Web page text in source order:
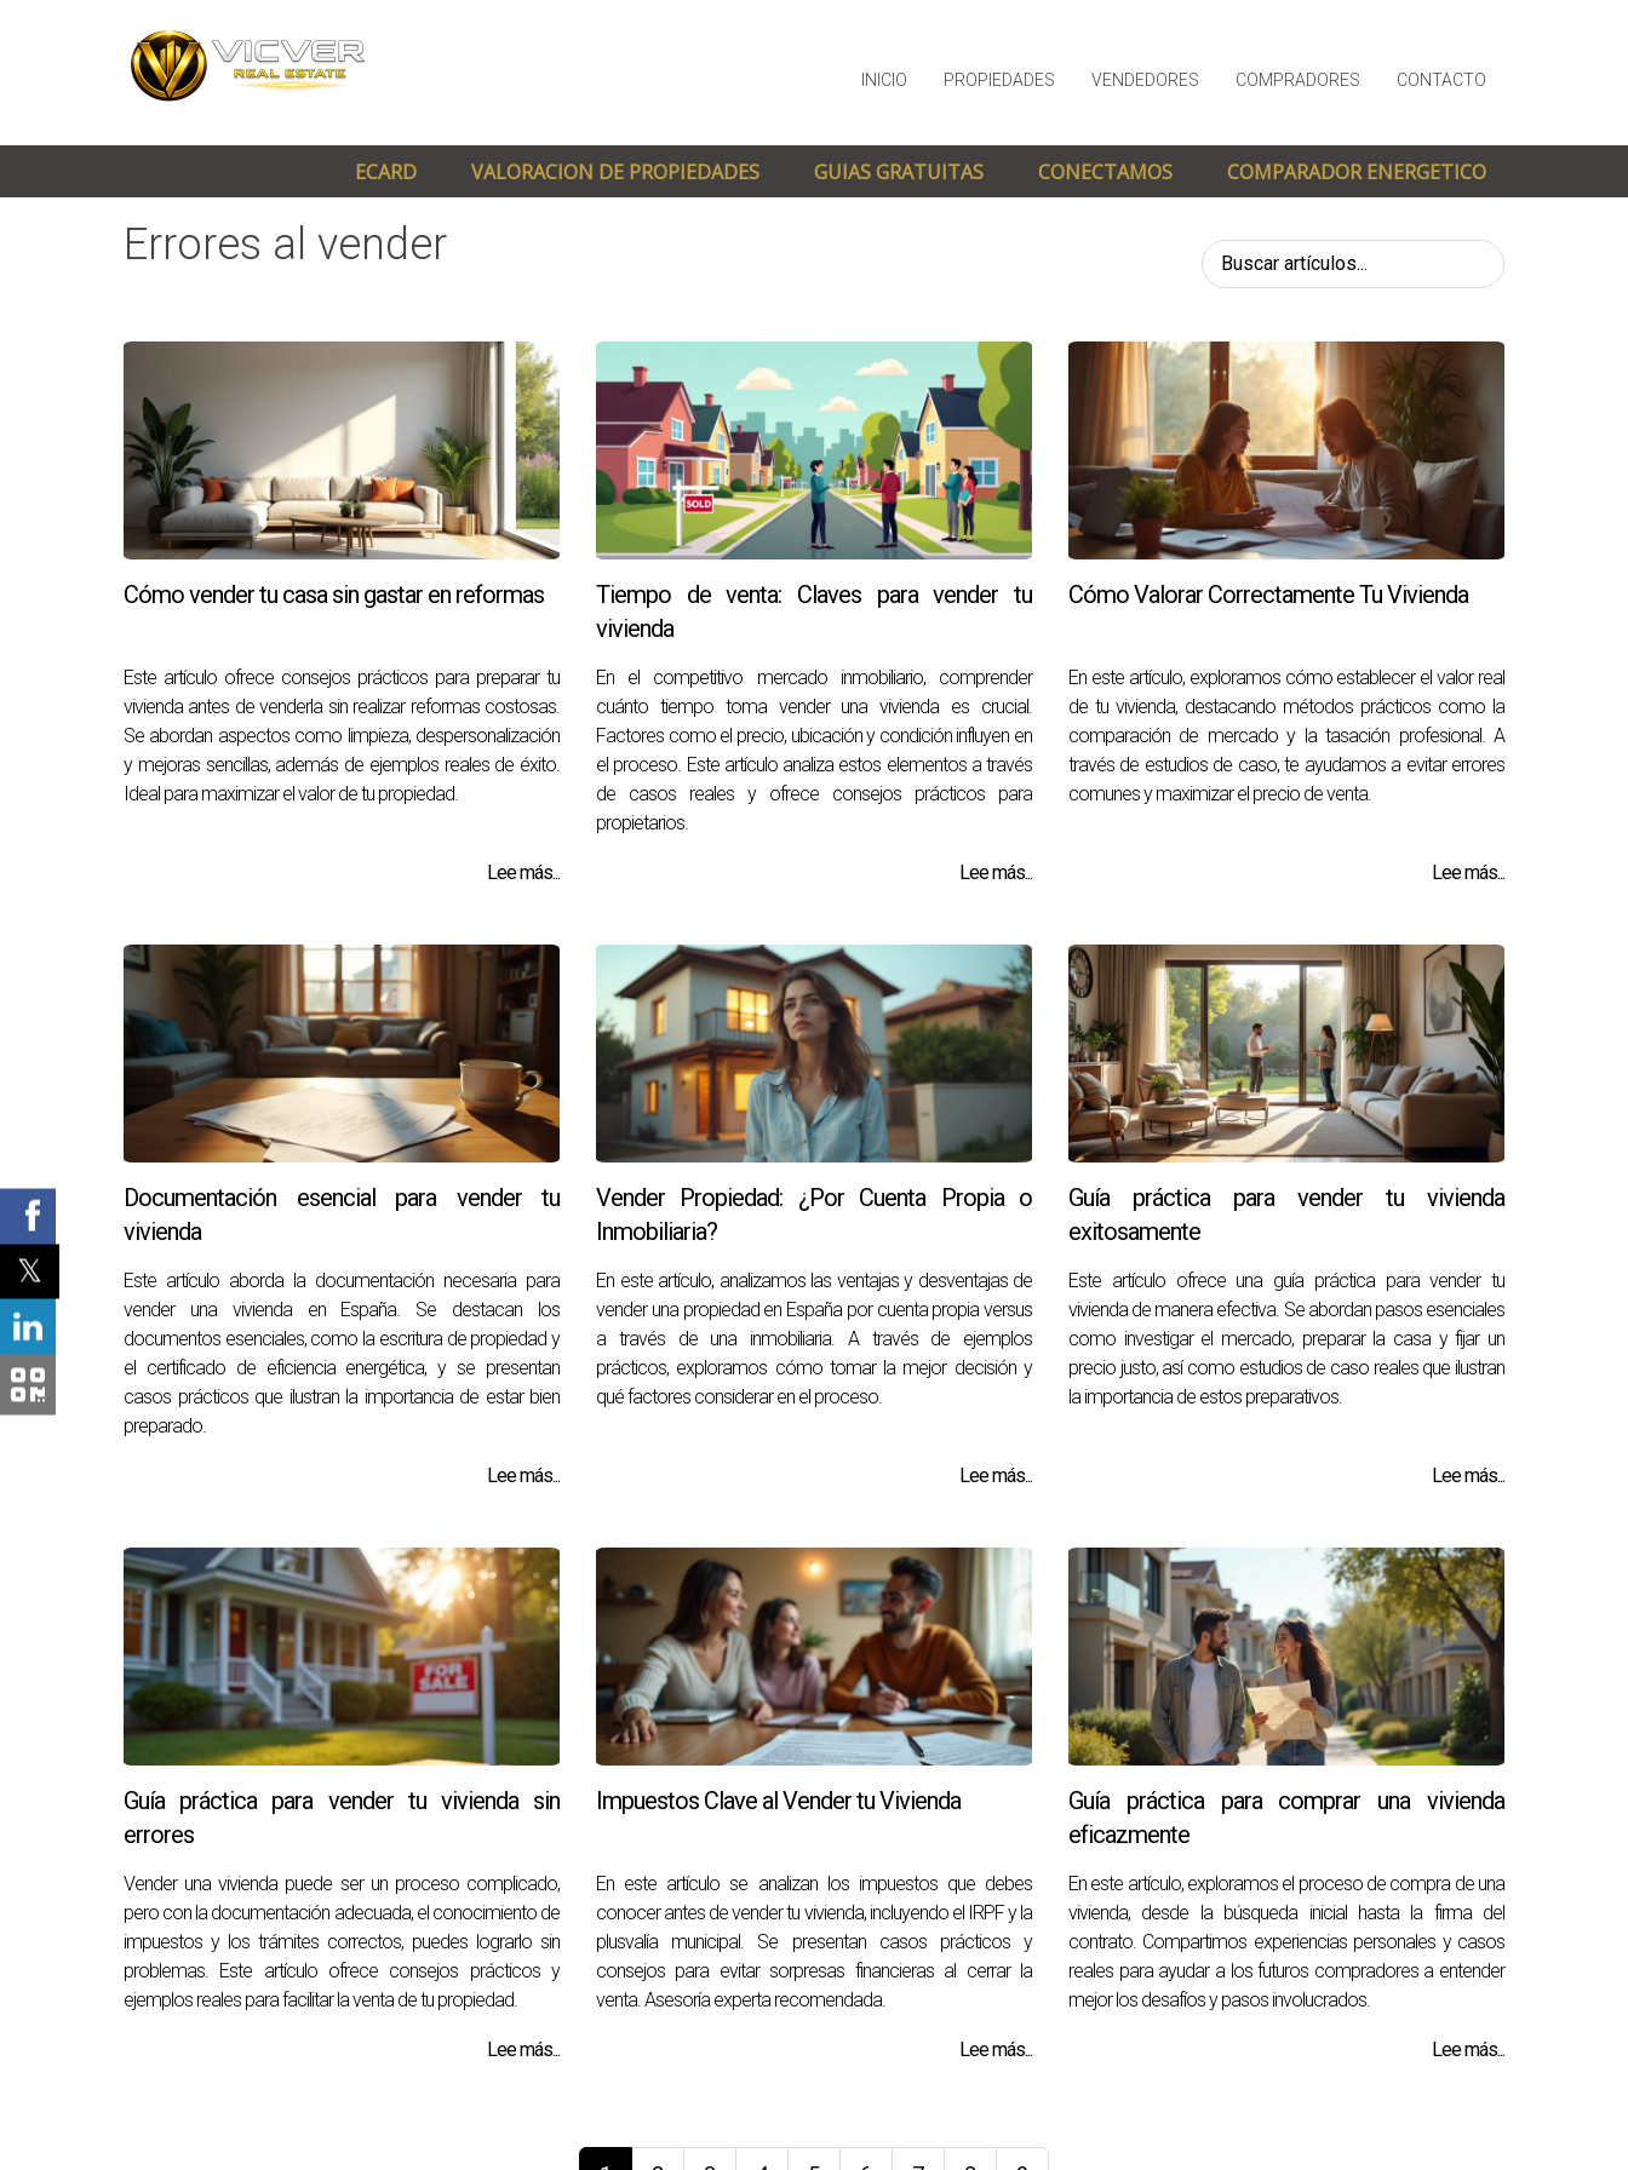
INICIO PROPIEDADES VENDEDORES COMPRADORES CONTACTO
ECARD VALORACION DE PROPIEDADES GUIAS GRATUITAS CONECTAMOS COMPARADOR ENERGETICO
Errores al vender
Cómo vender tu casa sin gastar en reformas
Este artículo ofrece consejos prácticos para preparar tu
vivienda antes de venderla sin realizar reformas costosas.
Se abordan aspectos como limpieza, despersonalización
y mejoras sencillas, además de ejemplos reales de éxito.
Ideal para maximizar el valor de tu propiedad.
Lee más...
Tiempo de venta: Claves para vender tu
vivienda
En el competitivo mercado inmobiliario, comprender
cuánto tiempo toma vender una vivienda es crucial.
Factores como el precio, ubicación y condición influyen en
el proceso. Este artículo analiza estos elementos a través
de casos reales y ofrece consejos prácticos para
propietarios.
Lee más...
Cómo Valorar Correctamente Tu Vivienda
En este artículo, exploramos cómo establecer el valor real
de tu vivienda, destacando métodos prácticos como la
comparación de mercado y la tasación profesional. A
través de estudios de caso, te ayudamos a evitar errores
comunes y maximizar el precio de venta.
Lee más...
Documentación esencial para vender tu
vivienda
Este artículo aborda la documentación necesaria para
vender una vivienda en España. Se destacan los
documentos esenciales, como la escritura de propiedad y
el certificado de eficiencia energética, y se presentan
casos prácticos que ilustran la importancia de estar bien
preparado.
Lee más...
Vender Propiedad: ¿Por Cuenta Propia o
Inmobiliaria?
En este artículo, analizamos las ventajas y desventajas de
vender una propiedad en España por cuenta propia versus
a través de una inmobiliaria. A través de ejemplos
prácticos, exploramos cómo tomar la mejor decisión y
qué factores considerar en el proceso.
Lee más...
Guía práctica para vender tu vivienda
exitosamente
Este artículo ofrece una guía práctica para vender tu
vivienda de manera efectiva. Se abordan pasos esenciales
como investigar el mercado, preparar la casa y fijar un
precio justo, así como estudios de caso reales que ilustran
la importancia de estos preparativos.
Lee más...
Guía práctica para vender tu vivienda sin
errores
Vender una vivienda puede ser un proceso complicado,
pero con la documentación adecuada, el conocimiento de
impuestos y los trámites correctos, puedes lograrlo sin
problemas. Este artículo ofrece consejos prácticos y
ejemplos reales para facilitar la venta de tu propiedad.
Lee más...
Impuestos Clave al Vender tu Vivienda
En este artículo se analizan los impuestos que debes
conocer antes de vender tu vivienda, incluyendo el IRPF y la
plusvalía municipal. Se presentan casos prácticos y
consejos para evitar sorpresas financieras al cerrar la
venta. Asesoría experta recomendada.
Lee más...
Guía práctica para comprar una vivienda
eficazmente
En este artículo, exploramos el proceso de compra de una
vivienda, desde la búsqueda inicial hasta la firma del
contrato. Compartimos experiencias personales y casos
reales para ayudar a los futuros compradores a entender
mejor los desafíos y pasos involucrados.
Lee más...